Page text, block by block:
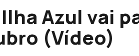
Azul vai
(Vídeo)